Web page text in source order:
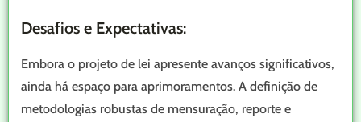
Desafios e Expectativas:
Embora o projeto de lei apresente avanços significativos,
ainda há espaço para aprimoramentos. A definição de
metodologias robustas de mensuração, reporte e